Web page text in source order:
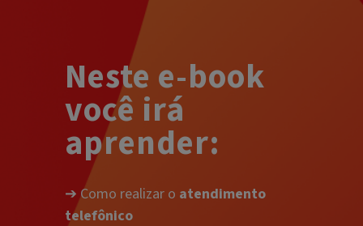
Neste e-book
você irá
aprender:
➔ Como realizar o atendimento
telefônico